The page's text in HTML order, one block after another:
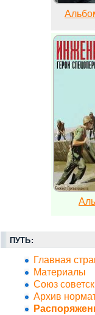
ПУТЬ:
Главная
Материалы
Союз
Архив